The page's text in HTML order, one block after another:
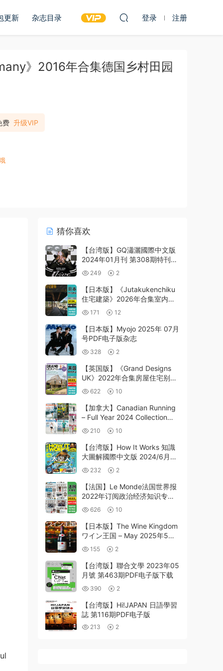
更新 杂志目录 登录 注册
》2016年合集德国乡村田园
费 升级VIP
猜你喜欢
【台湾版】GQ瀟灑國際中文版
2024年01月刊 第308期特刊
PDF电子版
249 2
【日本版】《Jutakukenchiku
住宅建築》2026年合集室内平
面布局室内设计PDF杂志（年订
阅）
171 12
【日本版】Myojo 2025年 07月
号PDF电子版杂志
328 2
【英国版】《Grand Designs
UK》2022年合集房屋住宅别墅
建造翻新室内软装创意设计PDF
杂志（全年更新）
622 10
【加拿大】Canadian Running
– Full Year 2024 Collection跑
步健身pdf杂志
210 10
【台湾版】How It Works 知識
大圖解國際中文版 2024/6月號
第117期PDF电子版下载阅读
232 2
【法国】Le Monde法国世界报
2022年订阅政治经济知识专业
人士观点pdf报刊（全年更新）
626 10
【日本版】The Wine Kingdom
ワイン王国 – May 2025年5月
PDF电子版杂志
155 2
【台湾版】聯合文學 2023年05
月號 第463期PDF电子版下载
390 2
【台湾版】Hi!JAPAN 日語學習
誌 第116期PDF电子版
213 2